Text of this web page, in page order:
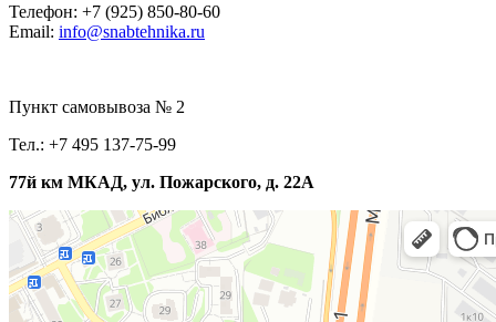
Телефон: +7 (925) 850-80-60
Email: info@snabtehnika.ru
Пункт самовывоза № 2
Тел.: +7 495 137-75-99
77й км МКАД, ул. Пожарского, д. 22А